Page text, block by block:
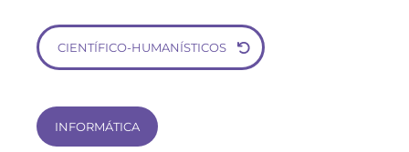
CIENTÍFICO-HUMANÍSTICOS
INFORMÁTICA